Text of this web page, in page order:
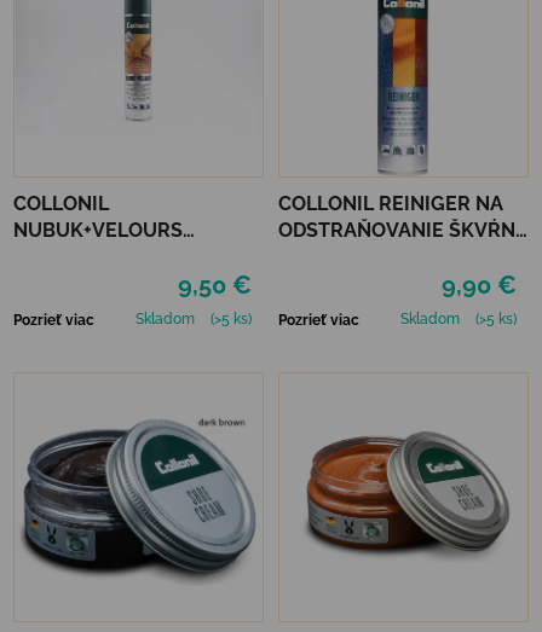
COLLONIL
NUBUK+VELOURS
9,50 €
Pozrieť viac Skladom (>5 ks)
COLLONIL REINIGER NA
ODSTRAŇOVANIE ŠKVŔN
9,90 €
Pozrieť viac Skladom (>5 ks)